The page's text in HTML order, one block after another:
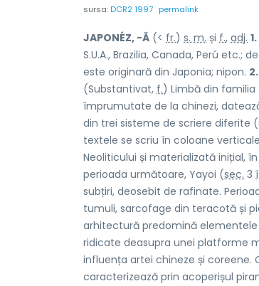
sursa:DCR2 1997 permalink
JAPONÉZ, -Ă (< fr.) s. m. și f., adj. 1.
S.U.A., Brazilia, Canada, Perú etc.;
este originară din Japonia; nipon. 2.
(Substantivat, f.) Limbă din
împrumutate de la chinezi,
din trei sisteme de scriere diferite
textele se scriu în coloane
Neoliticului și materializată inițial,
perioada următoare, Yayoi (sec. 3
subțiri, deosebit de rafinate.
tumuli, sarcofage din teracotă și
arhitectură predomină
ridicate deasupra unei platforme
influența artei chineze și coreene.
caracterizează prin acoperișul